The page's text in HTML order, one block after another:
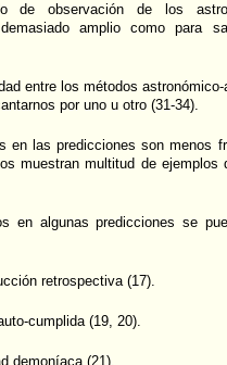
de observación de los
amplio como para
entre los métodos
por uno u otro (31-34).
en las predicciones son menos
muestran multitud de ejemplos
en algunas predicciones se
retrospectiva (17).
cumplida (19, 20).
demoníaca (21).